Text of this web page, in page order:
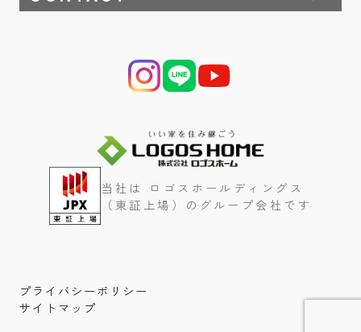
当社は ロゴスホールディングス
（東証上場）のグループ会社です
プライバシーポリシー
サイトマップ